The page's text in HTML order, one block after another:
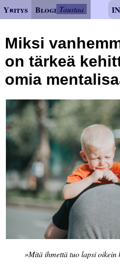
Yritys Blogi Taustaa
Miksi
on tärkeä
omia
Mitä ihmettä tuo lapsi oikein